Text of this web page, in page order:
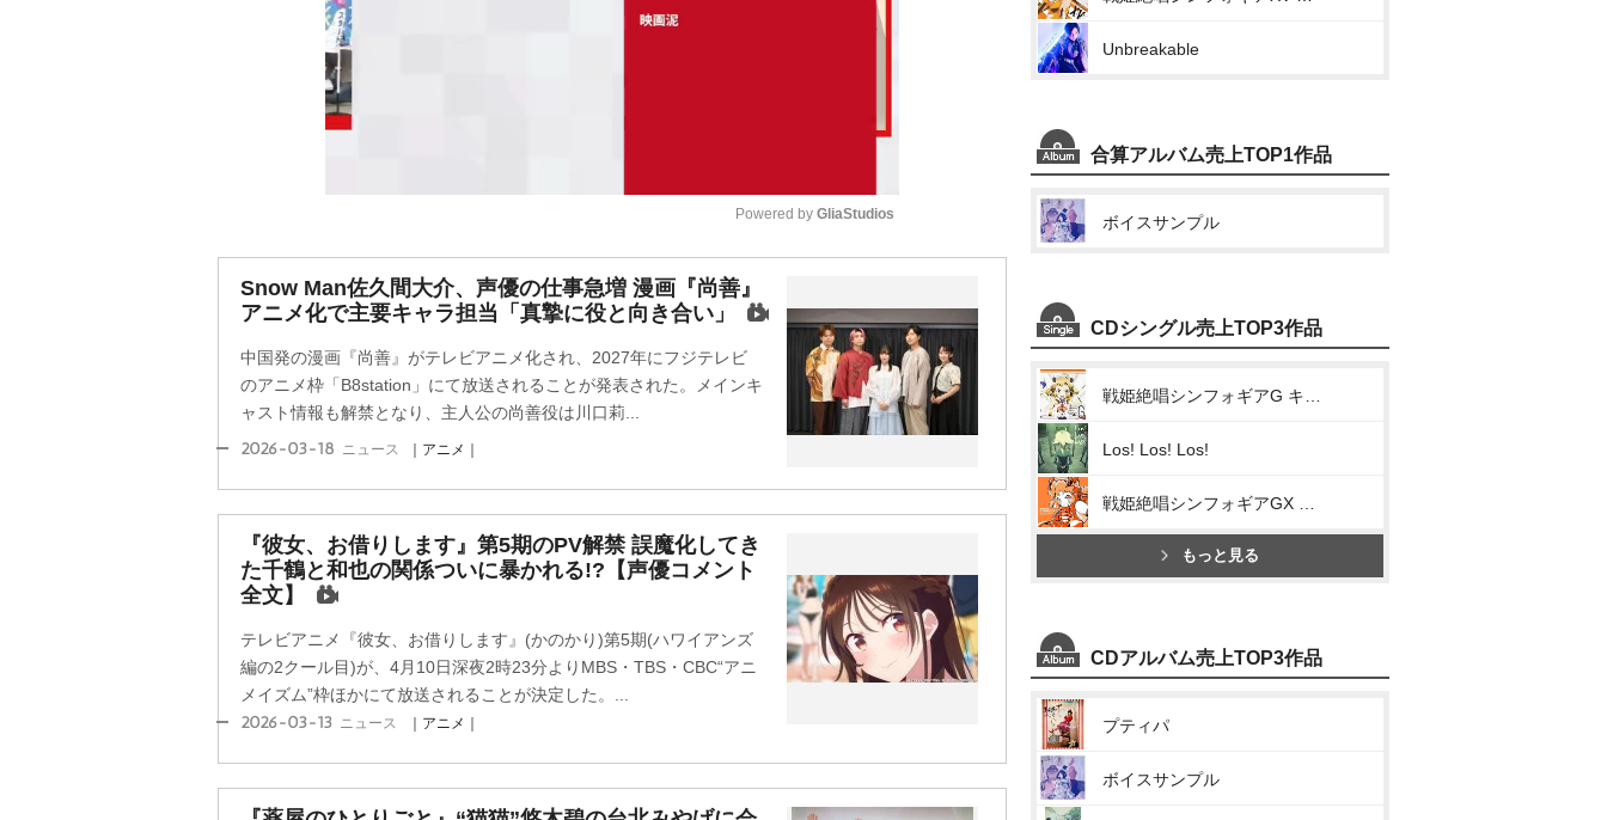
u
e
Powered by GliaStudios
Snow Man佐久間大介、声優の仕事急増 漫画『尚善』
アニメ化で主要キャラ担当「真摯に役と向き合い」
中国発の漫画『尚善』がテレビアニメ化され、2027年にフジテレビ
のアニメ枠「B8station」にて放送されることが発表された。メインキ
ャスト情報も解禁となり、主人公の尚善役は川口莉...
2026-03-18 ニュース ｜アニメ｜
『彼女、お借りします』第5期のPV解禁 誤魔化してき
た千鶴と和也の関係ついに暴かれる!?【声優コメント
全文】
テレビアニメ『彼女、お借りします』(かのかり)第5期(ハワイアンズ
編の2クール目)が、4月10日深夜2時23分よりMBS・TBS・CBC“アニ
メイズム”枠ほかにて放送されることが決定した。...
2026-03-13 ニュース ｜アニメ｜
Unbreakable
合算アルバム売上TOP1作品
ボイスサンプル
CDシングル売上TOP3作品
Los! Los! Los!
もっと見る
CDアルバム売上TOP3作品
プティパ
ボイスサンプル